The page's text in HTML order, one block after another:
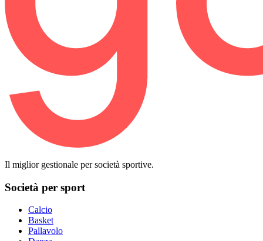
Il miglior gestionale per società sportive.
Società per sport
Calcio
Basket
Pallavolo